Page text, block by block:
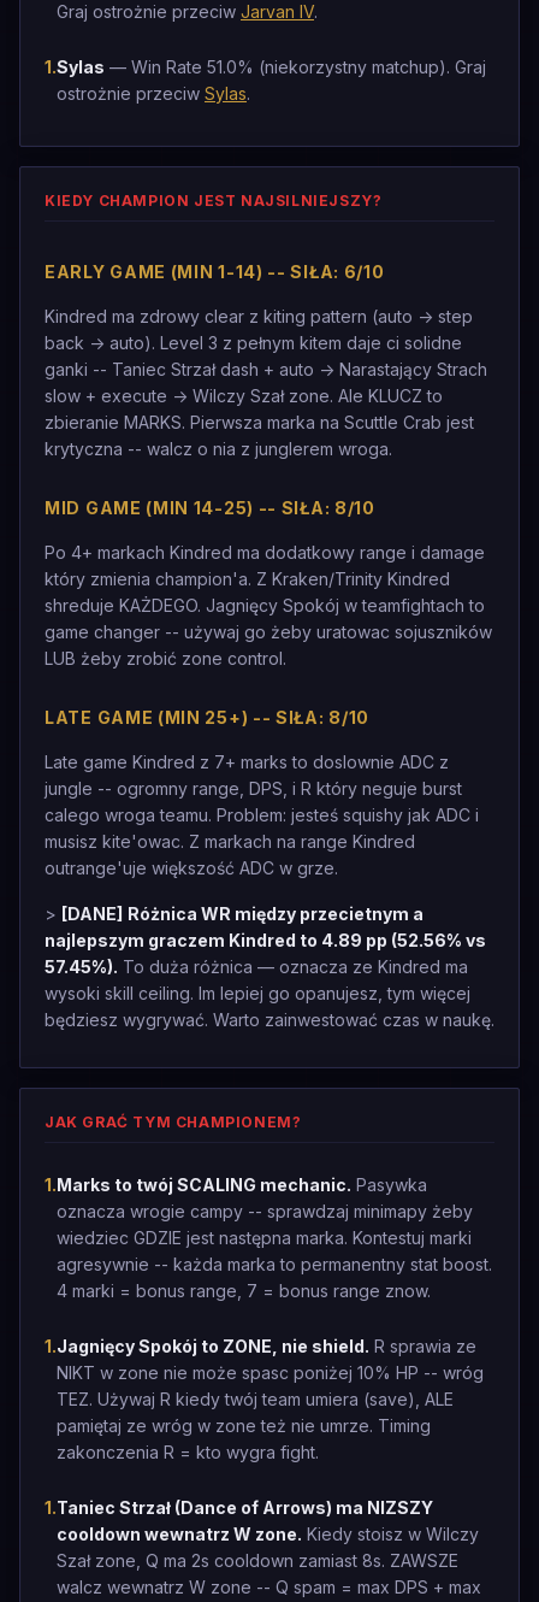
Graj ostrożnie przeciw Jarvan IV.
1.Sylas — Win Rate 51.0% (niekorzystny matchup). Graj
ostrożnie przeciw Sylas.
KIEDY CHAMPION JEST NAJSILNIEJSZY?
EARLY GAME (MIN 1-14) -- SIŁA: 6/10
Kindred ma zdrowy clear z kiting pattern (auto -> step
back -> auto). Level 3 z pełnym kitem daje ci solidne
ganki -- Taniec Strzał dash + auto -> Narastający Strach
slow + execute -> Wilczy Szał zone. Ale KLUCZ to
zbieranie MARKS. Pierwsza marka na Scuttle Crab jest
krytyczna -- walcz o nia z junglerem wroga.
MID GAME (MIN 14-25) -- SIŁA: 8/10
Po 4+ markach Kindred ma dodatkowy range i damage
który zmienia champion'a. Z Kraken/Trinity Kindred
shreduje KAŻDEGO. Jagnięcy Spokój w teamfightach to
game changer -- używaj go żeby uratowac sojuszników
LUB żeby zrobić zone control.
LATE GAME (MIN 25+) -- SIŁA: 8/10
Late game Kindred z 7+ marks to doslownie ADC z
jungle -- ogromny range, DPS, i R który neguje burst
calego wroga teamu. Problem: jesteś squishy jak ADC i
musisz kite'owac. Z markach na range Kindred
outrange'uje większość ADC w grze.
> [DANE] Różnica WR między przecietnym a
najlepszym graczem Kindred to 4.89 pp (52.56% vs
57.45%). To duża różnica — oznacza ze Kindred ma
wysoki skill ceiling. Im lepiej go opanujesz, tym więcej
będziesz wygrywać. Warto zainwestować czas w naukę.
JAK GRAĆ TYM CHAMPIONEM?
1.Marks to twój SCALING mechanic. Pasywka
oznacza wrogie campy -- sprawdzaj minimapy żeby
wiedziec GDZIE jest następna marka. Kontestuj marki
agresywnie -- każda marka to permanentny stat boost.
4 marki = bonus range, 7 = bonus range znow.
1.Jagnięcy Spokój to ZONE, nie shield. R sprawia ze
NIKT w zone nie może spasc poniżej 10% HP -- wróg
TEZ. Używaj R kiedy twój team umiera (save), ALE
pamiętaj ze wróg w zone też nie umrze. Timing
zakonczenia R = kto wygra fight.
1.Taniec Strzał (Dance of Arrows) ma NIZSZY
cooldown wewnatrz W zone. Kiedy stoisz w Wilczy
Szał zone, Q ma 2s cooldown zamiast 8s. ZAWSZE
walcz wewnatrz W zone -- Q spam = max DPS + max